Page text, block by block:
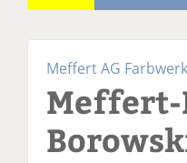
Meffert AG